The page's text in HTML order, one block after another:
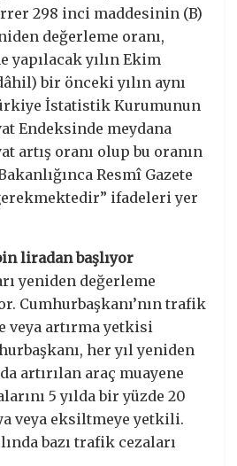
298 inci maddesinin (B)
değerleme oranı,
yapılacak yılın Ekim
bir önceki yılın aynı
İstatistik Kurumunun
Endeksinde meydana
artış oranı olup bu oranın
Resmî Gazete
ifadeleri yer
liradan başlıyor
yeniden değerleme
Cumhurbaşkanı’nın trafik
veya artırma yetkisi
her yıl yeniden
artırılan araç muayene
5 yılda bir yüzde 20
veya eksiltmeye yetkili.
bazı trafik cezaları